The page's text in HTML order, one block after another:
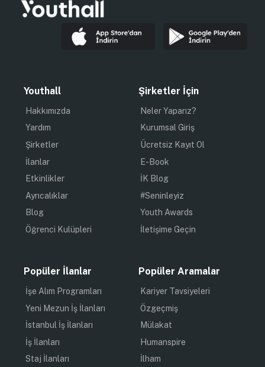
Youthall
Hakkımızda
Yardım
Şirketler
İlanlar
Etkinlikler
Ayrıcalıklar
Blog
Öğrenci Kulüpleri
Şirketler İçin
Neler Yaparız?
Kurumsal Giriş
Ücretsiz Kayıt Ol
E-Book
İK Blog
#Seninleyiz
Youth Awards
İletişime Geçin
Popüler İlanlar
İşe Alım Programları
Yeni Mezun İş İlanları
İstanbul İş İlanları
İş İlanları
Staj İlanları
Popüler Aramalar
Kariyer Tavsiyeleri
Özgeçmiş
Mülakat
Humanspire
İlham